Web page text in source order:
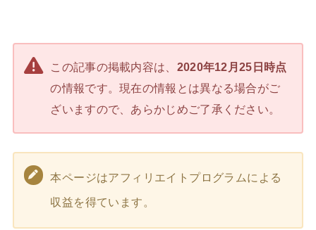
この記事の掲載内容は、 2020年12月25日時点
の情報です。現在の情報とは異なる場合がご
ざいますので、あらかじめご了承ください。
本ページはアフィリエイトプログラムによる
収益を得ています。